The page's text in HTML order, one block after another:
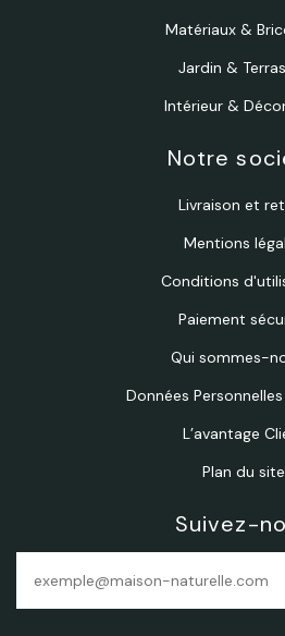
Matériaux &
Jardin &
Intérieur &
Notre
Livraison et
Mentions
Conditions
Paiement
Qui sommes-
Données
L’avantage
Plan du site
Suivez-